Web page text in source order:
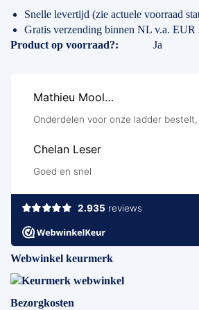
Snelle levertijd (zie actuele voorraad
Gratis verzending binnen NL v.a. EUR
Specificaties
Product op voorraad? Ja
Webwinkel keurmerk
Bezorgkosten